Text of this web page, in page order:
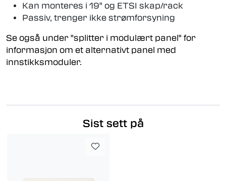
Kan monteres i 19" og ETSI skap/rack
Passiv, trenger ikke strømforsyning
Se også under "splitter i modulært panel" for
informasjon om et alternativt panel med
innstikksmoduler.
Sist sett på